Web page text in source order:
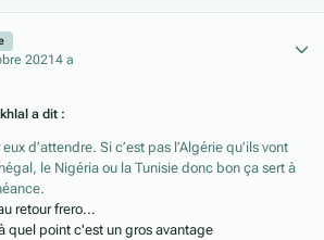
20214 a
a dit :
d’attendre. Si c’est pas l’Algérie qu’ils vont
le Nigéria ou la Tunisie donc bon ça sert à
retour frero...
quel point c'est un gros avantage